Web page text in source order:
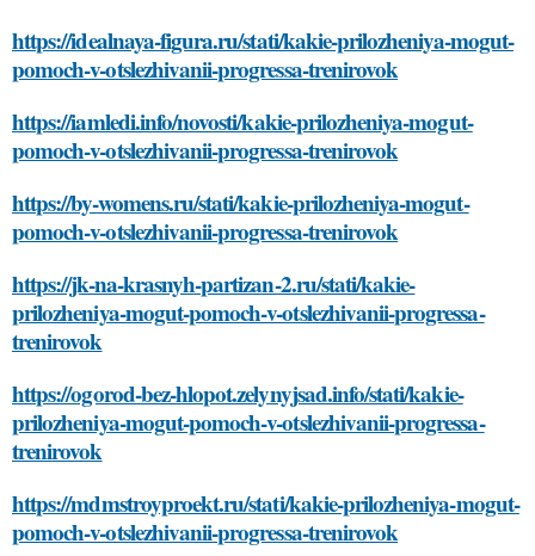
https://idealnaya-figura.ru/stati/kakie-prilozheniya-mogut-
pomoch-v-otslezhivanii-progressa-trenirovok
https://iamledi.info/novosti/kakie-prilozheniya-mogut-
pomoch-v-otslezhivanii-progressa-trenirovok
https://by-womens.ru/stati/kakie-prilozheniya-mogut-
pomoch-v-otslezhivanii-progressa-trenirovok
https://jk-na-krasnyh-partizan-2.ru/stati/kakie-
prilozheniya-mogut-pomoch-v-otslezhivanii-progressa-
trenirovok
https://ogorod-bez-hlopot.zelynyjsad.info/stati/kakie-
prilozheniya-mogut-pomoch-v-otslezhivanii-progressa-
trenirovok
https://mdmstroyproekt.ru/stati/kakie-prilozheniya-mogut-
pomoch-v-otslezhivanii-progressa-trenirovok